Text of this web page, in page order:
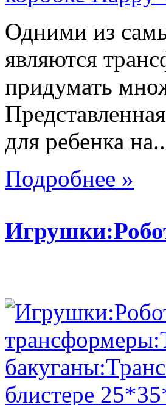
Одними из
являются
придумать
для ребенка
Подробнее »